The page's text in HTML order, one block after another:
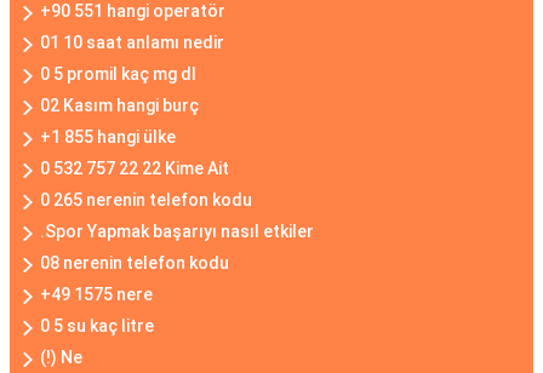
+90 551 hangi operatör
01 10 saat anlamı nedir
0 5 promil kaç mg dl
02 Kasım hangi burç
+1 855 hangi ülke
0 532 757 22 22 Kime Ait
0 265 nerenin telefon kodu
.Spor Yapmak başarıyı nasıl etkiler
08 nerenin telefon kodu
+49 1575 nere
0 5 su kaç litre
(!) Ne